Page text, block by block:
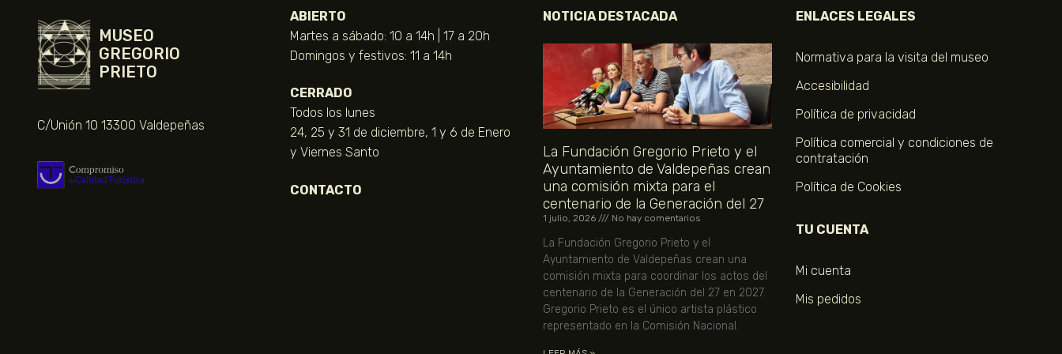
MUSEO
GREGORIO
PRIETO
C/Unión 10 13300 Valdepeñas
ABIERTO
Martes a sábado: 10 a 14h | 17 a 20h
Domingos y festivos: 11 a 14h
CERRADO
Todos los lunes
24, 25 y 31 de diciembre, 1 y 6 de Enero
y Viernes Santo
CONTACTO
NOTICIA DESTACADA
La Fundación Gregorio Prieto y el
Ayuntamiento de Valdepeñas crean
una comisión mixta para el
centenario de la Generación del 27
1 julio, 2026 No hay comentarios
La Fundación Gregorio Prieto y el
Ayuntamiento de Valdepeñas crean una
comisión mixta para coordinar los actos del
centenario de la Generación del 27 en 2027.
Gregorio Prieto es el único artista plástico
representado en la Comisión Nacional.
ENLACES LEGALES
Normativa para la visita del museo
Accesibilidad
Política de privacidad
Política comercial y condiciones de
contratación
Política de Cookies
TU CUENTA
Mi cuenta
Mis pedidos